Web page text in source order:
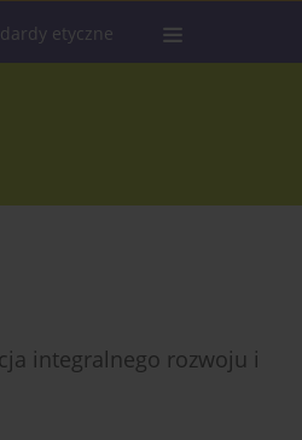
etyczne
integralnego rozwoju i